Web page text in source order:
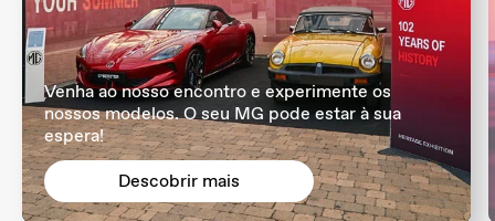
Venha ao nosso encontro e experimente os
nossos modelos. O seu MG pode estar à sua
espera!
Descobrir mais